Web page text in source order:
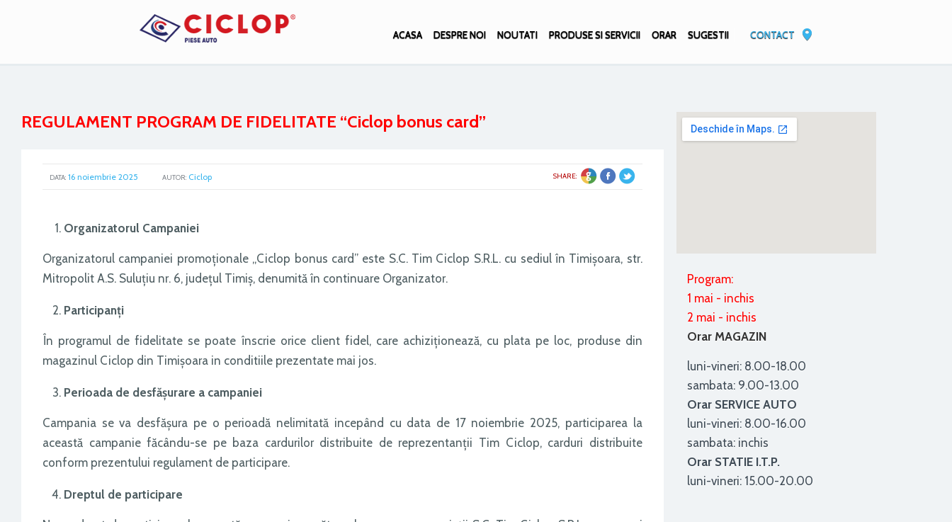
ACASA DESPRE NOI NOUTATI PRODUSE SI SERVICII ORAR SUGESTII CONTACT
REGULAMENT PROGRAM DE FIDELITATE “Ciclop bonus card”
SHARE:
DATA: 16 noiembrie 2025 AUTOR: Ciclop
Organizatorul Campaniei
Organizatorul campaniei promoţionale „Ciclop bonus card” este S.C. Tim Ciclop S.R.L. cu sediul în Timişoara, str.
Mitropolit A.S. Suluţiu nr. 6, judeţul Timiş, denumită în continuare Organizator.
Participanţi
În programul de fidelitate se poate înscrie orice client fidel, care achiziționează, cu plata pe loc, produse din
magazinul Ciclop din Timişoara in conditiile prezentate mai jos.
Perioada de desfăşurare a campaniei
Campania se va desfăşura pe o perioadă nelimitată incepând cu data de 17 noiembrie 2025, participarea la
această campanie făcându-se pe baza cardurilor distribuite de reprezentanţii Tim Ciclop, carduri distribuite
conform prezentului regulament de participare.
Dreptul de participare
Program:
1 mai - inchis
2 mai - inchis
Orar MAGAZIN
luni-vineri: 8.00-18.00
sambata: 9.00-13.00
Orar SERVICE AUTO
luni-vineri: 8.00-16.00
sambata: inchis
Orar STATIE I.T.P.
luni-vineri: 15.00-20.00